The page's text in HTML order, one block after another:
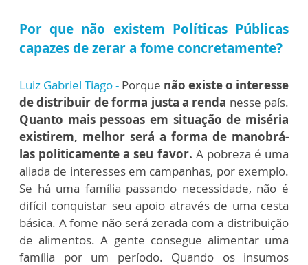
Por que não existem Políticas Públicas
capazes de zerar a fome concretamente?
Luiz Gabriel Tiago - Porque não existe o interesse
de distribuir de forma justa a renda nesse país.
Quanto mais pessoas em situação de miséria
existirem, melhor será a forma de manobrá-
las politicamente a seu favor. A pobreza é uma
aliada de interesses em campanhas, por exemplo.
Se há uma família passando necessidade, não é
difícil conquistar seu apoio através de uma cesta
básica. A fome não será zerada com a distribuição
de alimentos. A gente consegue alimentar uma
família por um período. Quando os insumos